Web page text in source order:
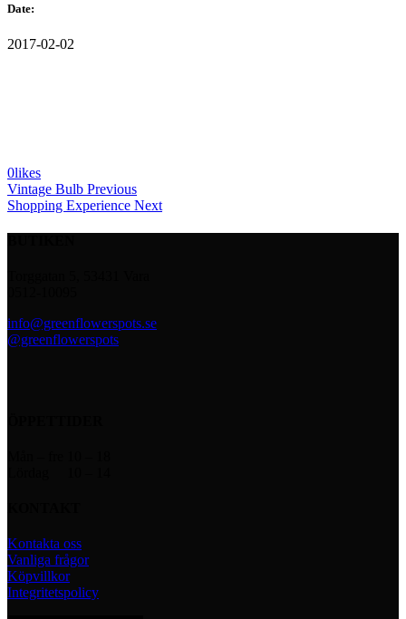
Date:
2017-02-02
0likes
Vintage Bulb Previous
Shopping Experience Next
info@greenflowerspots.se
@greenflowerspots
Kontakta oss
Vanliga frågor
Köpvillkor
Integritetspolicy